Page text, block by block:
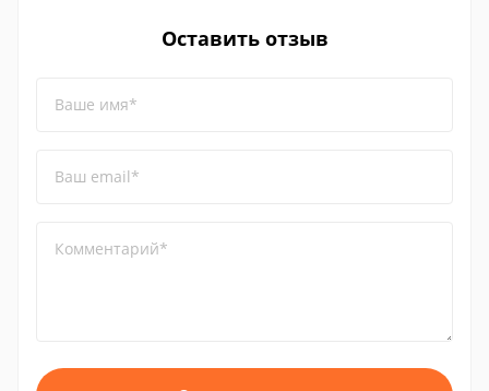
Оставить отзыв
Ваше имя*
Ваш email*
Комментарий*